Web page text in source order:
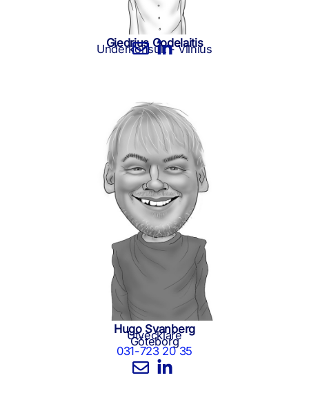
Giedrius Godelaitis
Underkonsult - Vilnius
Hugo Svanberg
Utvecklare
Göteborg
031-723 20 35